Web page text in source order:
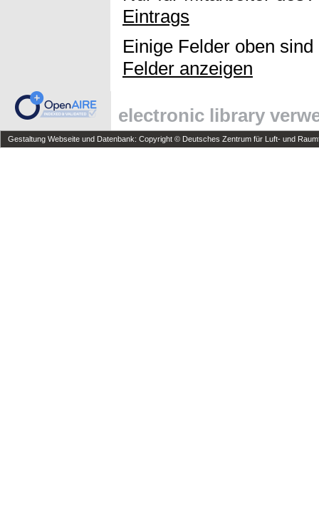
Eintrags
Einige Felder oben
Felder anzeigen
electronic library
Gestaltung Webseite und Datenbank: Copyright © Deutsches Zentrum für Luft- und